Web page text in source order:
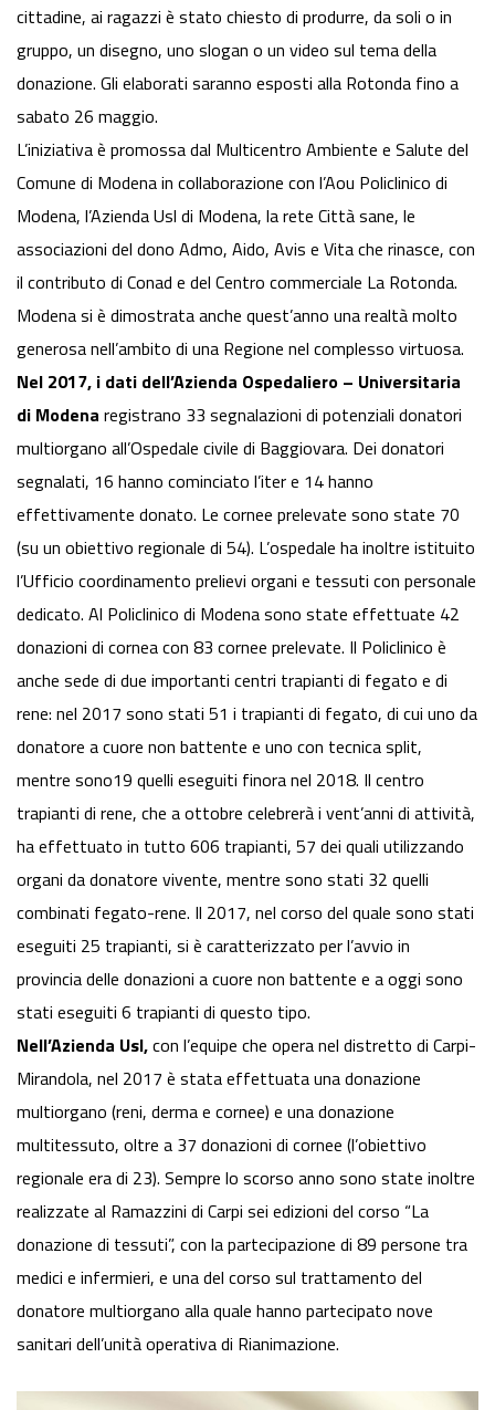
cittadine, ai ragazzi è stato chiesto di produrre, da soli o in
gruppo, un disegno, uno slogan o un video sul tema della
donazione. Gli elaborati saranno esposti alla Rotonda fino a
sabato 26 maggio.
L’iniziativa è promossa dal Multicentro Ambiente e Salute del
Comune di Modena in collaborazione con l’Aou Policlinico di
Modena, l’Azienda Usl di Modena, la rete Città sane, le
associazioni del dono Admo, Aido, Avis e Vita che rinasce, con
il contributo di Conad e del Centro commerciale La Rotonda.
Modena si è dimostrata anche quest’anno una realtà molto
generosa nell’ambito di una Regione nel complesso virtuosa.
Nel 2017, i dati dell’Azienda Ospedaliero – Universitaria
di Modena registrano 33 segnalazioni di potenziali donatori
multiorgano all’Ospedale civile di Baggiovara. Dei donatori
segnalati, 16 hanno cominciato l’iter e 14 hanno
effettivamente donato. Le cornee prelevate sono state 70
(su un obiettivo regionale di 54). L’ospedale ha inoltre istituito
l’Ufficio coordinamento prelievi organi e tessuti con personale
dedicato. Al Policlinico di Modena sono state effettuate 42
donazioni di cornea con 83 cornee prelevate. Il Policlinico è
anche sede di due importanti centri trapianti di fegato e di
rene: nel 2017 sono stati 51 i trapianti di fegato, di cui uno da
donatore a cuore non battente e uno con tecnica split,
mentre sono19 quelli eseguiti finora nel 2018. Il centro
trapianti di rene, che a ottobre celebrerà i vent’anni di attività,
ha effettuato in tutto 606 trapianti, 57 dei quali utilizzando
organi da donatore vivente, mentre sono stati 32 quelli
combinati fegato-rene. Il 2017, nel corso del quale sono stati
eseguiti 25 trapianti, si è caratterizzato per l’avvio in
provincia delle donazioni a cuore non battente e a oggi sono
stati eseguiti 6 trapianti di questo tipo.
Nell’Azienda Usl,con l’equipe che opera nel distretto di Carpi-
Mirandola, nel 2017 è stata effettuata una donazione
multiorgano (reni, derma e cornee) e una donazione
multitessuto, oltre a 37 donazioni di cornee (l’obiettivo
regionale era di 23). Sempre lo scorso anno sono state inoltre
realizzate al Ramazzini di Carpi sei edizioni del corso “La
donazione di tessuti”, con la partecipazione di 89 persone tra
medici e infermieri, e una del corso sul trattamento del
donatore multiorgano alla quale hanno partecipato nove
sanitari dell’unità operativa di Rianimazione.